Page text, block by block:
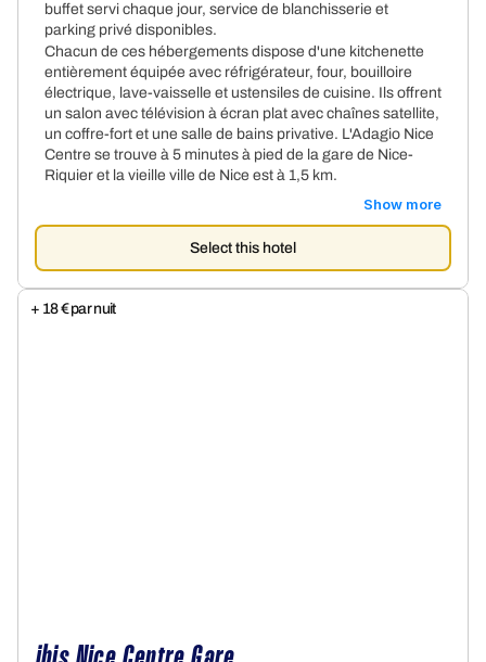
Select this hotel
buffet servi chaque jour, service de blanchisserie et
parking privé disponibles.
Chacun de ces hébergements dispose d'une kitchenette
entièrement équipée avec réfrigérateur, four, bouilloire
électrique, lave-vaisselle et ustensiles de cuisine. Ils offrent
un salon avec télévision à écran plat avec chaînes satellite,
un coffre-fort et une salle de bains privative. L'Adagio Nice
Centre se trouve à 5 minutes à pied de la gare de Nice-
Riquier et la vieille ville de Nice est à 1,5 km.
Show more
+ 18 € par nuit